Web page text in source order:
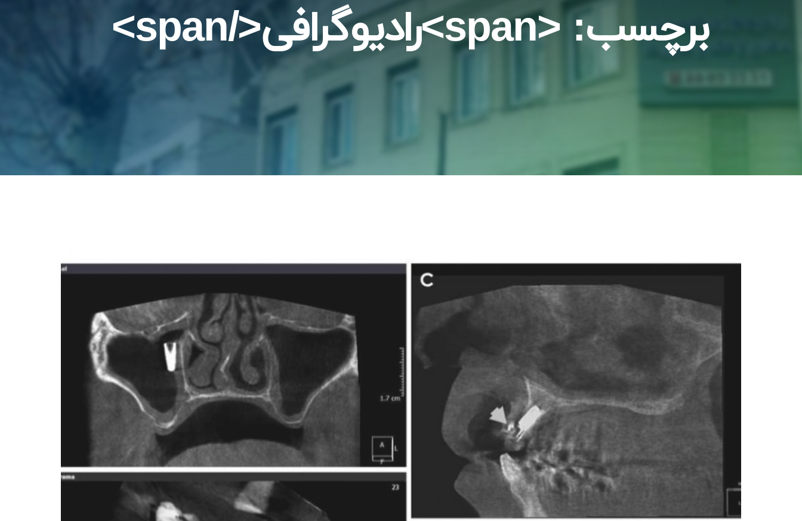
برچسب: <span>رادیوگرافی</span>